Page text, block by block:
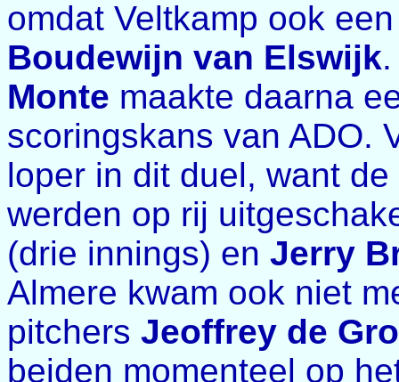
omdat Veltkamp ook
Boudewijn van Elswijk
Monte maakte daarna
scoringskans van ADO.
loper in dit duel, want
werden op rij
(drie innings) en Jerry
Almere kwam ook niet
pitchers Jeoffrey de
beiden momenteel op